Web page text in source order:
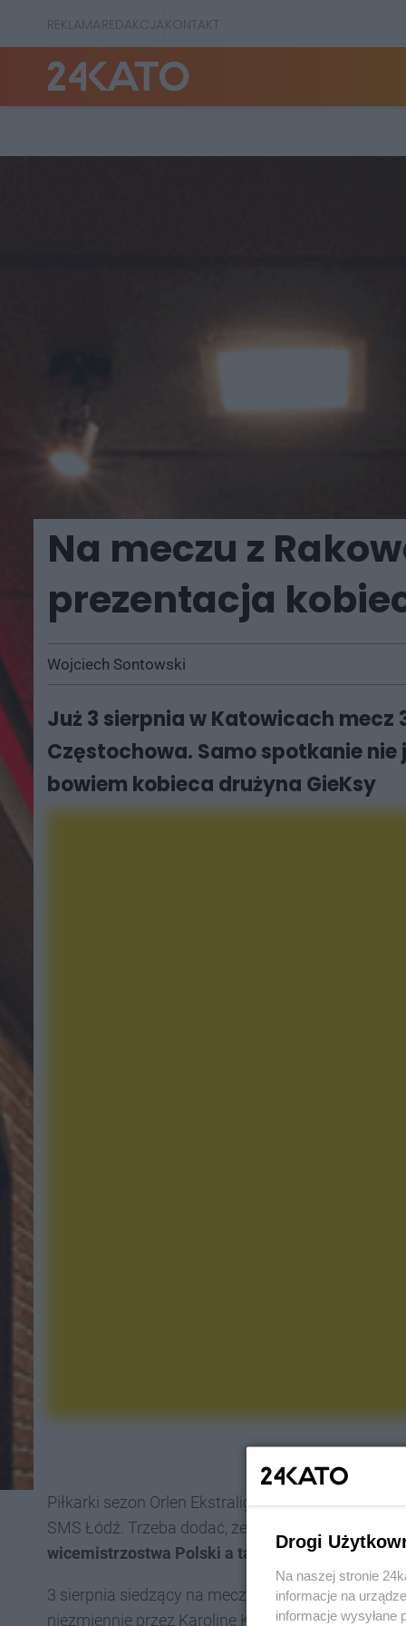
REKLAMAREDAKCJAKONTAKT
Na meczu z
prezentacja
Wojciech Sontowski
Już 3 sierpnia w Katowicach mecz
Częstochowa. Samo spotkanie
bowiem kobieca drużyna GieKsy
Piłkarki sezon Orlen Ekstraligi Kobiet zaczną 10
SMS Łódź. Trzeba dodać, że katowiczanki są
wicemistrzostwa Polski a także Pucharu Polski.
3 sierpnia siedzący na meczu GKS z Rakowem
niezmiennie przez Karolinę Koch. O 14:45
Drogi
Na naszej stronie
informacje na
informacje wysyłane